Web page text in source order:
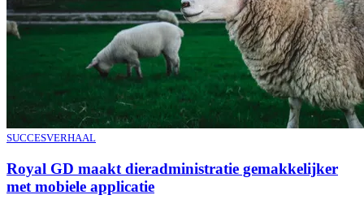
SUCCESVERHAAL
Royal GD maakt dieradministratie gemakkelijker
met mobiele applicatie